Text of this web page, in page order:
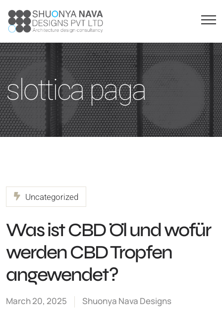
slottica paga
Uncategorized
Was ist CBD Öl und wofür
werden CBD Tropfen
angewendet?
March 20, 2025 Shuonya Nava Designs